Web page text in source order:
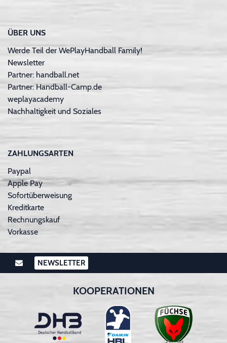
ÜBER UNS
Werde Teil der WePlayHandball Family!
Newsletter
Partner: handball.net
Partner: Handball-Camp.de
weplayacademy
Nachhaltigkeit und Soziales
ZAHLUNGSARTEN
Paypal
Apple Pay
Sofortüberweisung
Kreditkarte
Rechnungskauf
Vorkasse
NEWSLETTER
KOOPERATIONEN